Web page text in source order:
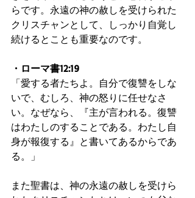
らです。永遠の神の赦しを受けられた
クリスチャンとして、しっかり自覚し
続けるとことも重要なのです。
・ローマ書12:19
「愛する者たちよ。自分で復讐をしな
いで、むしろ、神の怒りに任せなさ
い。なぜなら、『主が言われる。復讐
はわたしのすることである。わたし自
身が報復する』と書いてあるからであ
る。」
また聖書は、神の永遠の赦しを受けら